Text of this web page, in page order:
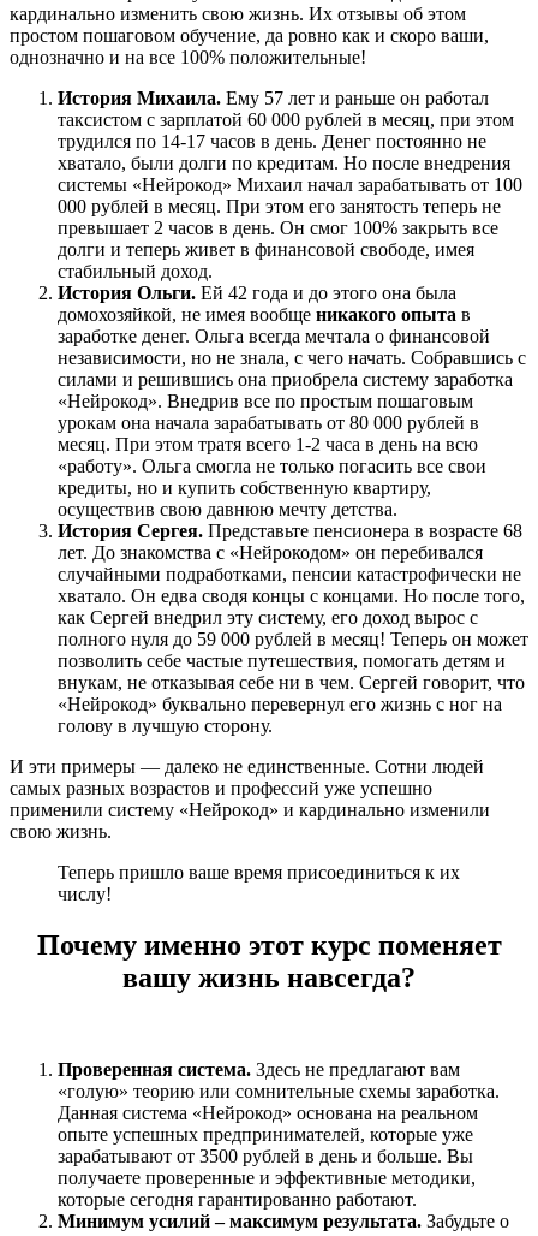
кардинально изменить свою жизнь. Их отзывы об этом
простом пошаговом обучение, да ровно как и скоро ваши,
однозначно и на все 100% положительные!
История Михаила. Ему 57 лет и раньше он работал
таксистом с зарплатой 60 000 рублей в месяц, при этом
трудился по 14-17 часов в день. Денег постоянно не
хватало, были долги по кредитам. Но после внедрения
системы «Нейрокод» Михаил начал зарабатывать от 100
000 рублей в месяц. При этом его занятость теперь не
превышает 2 часов в день. Он смог 100% закрыть все
долги и теперь живет в финансовой свободе, имея
стабильный доход.
История Ольги. Ей 42 года и до этого она была
домохозяйкой, не имея вообще никакого опыта в
заработке денег. Ольга всегда мечтала о финансовой
независимости, но не знала, с чего начать. Собравшись с
силами и решившись она приобрела систему заработка
«Нейрокод». Внедрив все по простым пошаговым
урокам она начала зарабатывать от 80 000 рублей в
месяц. При этом тратя всего 1-2 часа в день на всю
«работу». Ольга смогла не только погасить все свои
кредиты, но и купить собственную квартиру,
осуществив свою давнюю мечту детства.
История Сергея. Представьте пенсионера в возрасте 68
лет. До знакомства с «Нейрокодом» он перебивался
случайными подработками, пенсии катастрофически не
хватало. Он едва сводя концы с концами. Но после того,
как Сергей внедрил эту систему, его доход вырос с
полного нуля до 59 000 рублей в месяц! Теперь он может
позволить себе частые путешествия, помогать детям и
внукам, не отказывая себе ни в чем. Сергей говорит, что
«Нейрокод» буквально перевернул его жизнь с ног на
голову в лучшую сторону.
И эти примеры — далеко не единственные. Сотни людей
самых разных возрастов и профессий уже успешно
применили систему «Нейрокод» и кардинально изменили
свою жизнь.
Теперь пришло ваше время присоединиться к их
числу!
Почему именно этот курс поменяет
вашу жизнь навсегда?
Проверенная система. Здесь не предлагают вам
«голую» теорию или сомнительные схемы заработка.
Данная система «Нейрокод» основана на реальном
опыте успешных предпринимателей, которые уже
зарабатывают от 3500 рублей в день и больше. Вы
получаете проверенные и эффективные методики,
которые сегодня гарантированно работают.
Минимум усилий – максимум результата. Забудьте о